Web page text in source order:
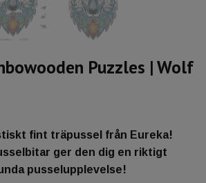
Puzzles | Wolf
fint träpussel från Eureka!
ger den dig en riktigt
pusselupplevelse!